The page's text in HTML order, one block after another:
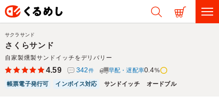
さくらサンド
自家製燻製サンドイッチをデリバリー
サクラサンド
4.59 342件 早配・遅配率0.4%
帳票電子発行可
インボイス対応 サンドイッチ オードブル